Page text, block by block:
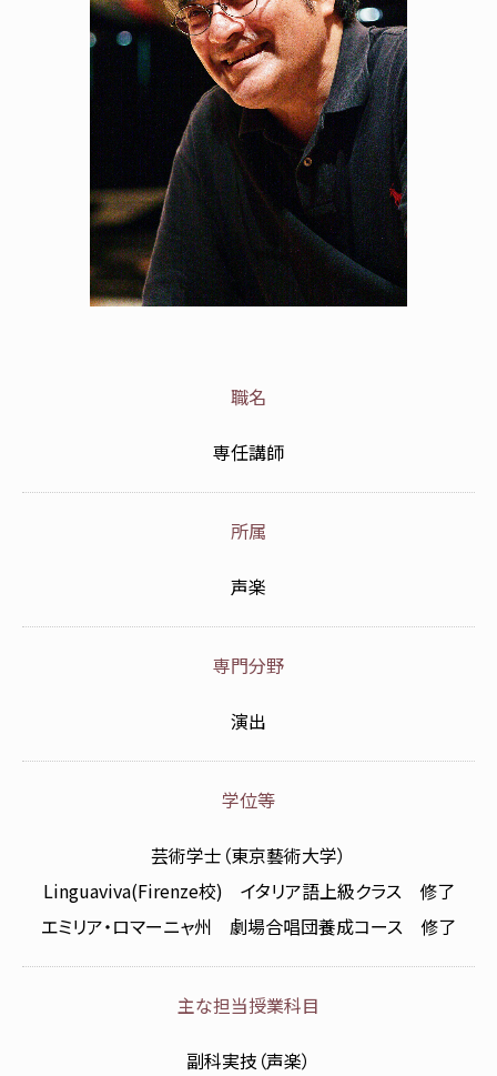
職名
専任講師
所属
声楽
専門分野
演出
学位等
芸術学士（東京藝術大学）
Linguaviva(Firenze校) イタリア語上級クラス 修了
エミリア・ロマーニャ州 劇場合唱団養成コース 修了
主な担当授業科目
副科実技（声楽）